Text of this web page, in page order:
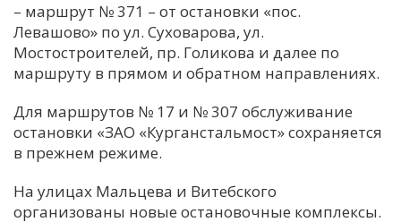
– маршрут № 371 – от остановки «пос.
Левашово» по ул. Суховарова, ул.
Мостостроителей, пр. Голикова и далее по
маршруту в прямом и обратном направлениях.
Для маршрутов № 17 и № 307 обслуживание
остановки «ЗАО «Курганстальмост» сохраняется
в прежнем режиме.
На улицах Мальцева и Витебского
организованы новые остановочные комплексы.